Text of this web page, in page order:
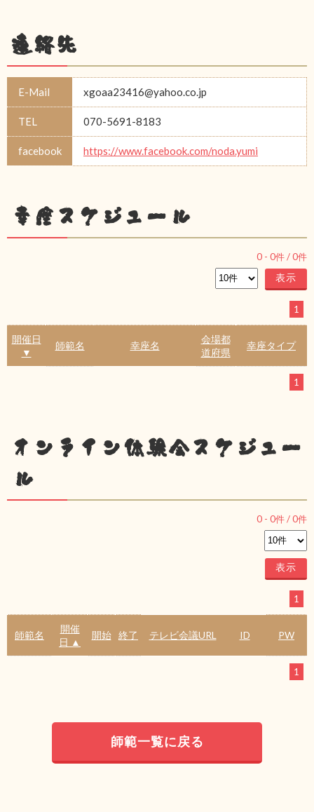
連絡先
E-Mail xgoaa23416@yahoo.co.jp
TEL 070-5691-8183
facebook https://www.facebook.com/noda.yumi
幸座スケジュール
0 - 0件 /0件
1
開催日
▼
師範名 幸座名
会場都
道府県
幸座タイプ
1
オンライン体験会スケジュー
ル
0 - 0件 /0件
1
師範名
開催
日 ▲
開始 終了 テレビ会議URL ID PW
1
師範一覧に戻る